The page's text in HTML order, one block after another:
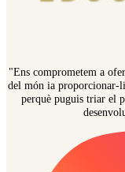
"Ens comprometem a
del món ia proporcionar-
perquè puguis triar el